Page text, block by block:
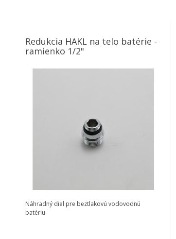
Redukcia HAKL na telo batérie -
ramienko 1/2"
Náhradný diel pre beztlakovú vodovodnú
batériu